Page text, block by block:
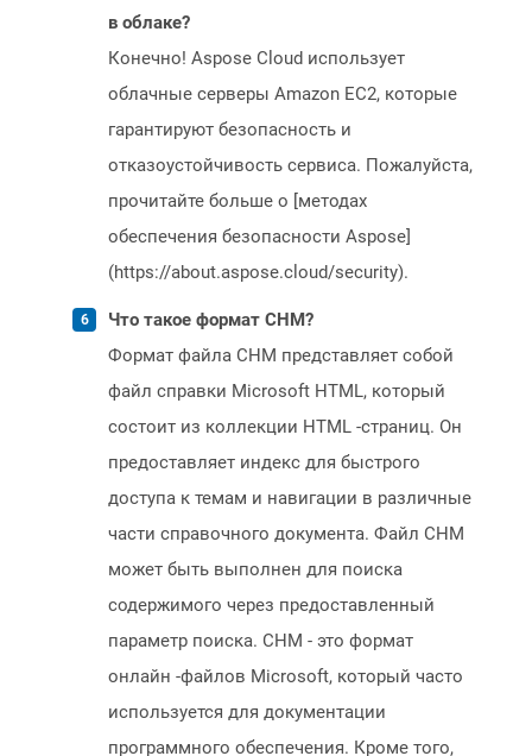
в облаке?
Конечно! Aspose Cloud использует
облачные серверы Amazon EC2, которые
гарантируют безопасность и
отказоустойчивость сервиса. Пожалуйста,
прочитайте больше о [методах
обеспечения безопасности Aspose]
(https://about.aspose.cloud/security).
Что такое формат CHM?
Формат файла CHM представляет собой
файл справки Microsoft HTML, который
состоит из коллекции HTML -страниц. Он
предоставляет индекс для быстрого
доступа к темам и навигации в различные
части справочного документа. Файл CHM
может быть выполнен для поиска
содержимого через предоставленный
параметр поиска. CHM - это формат
онлайн -файлов Microsoft, который часто
используется для документации
программного обеспечения. Кроме того,